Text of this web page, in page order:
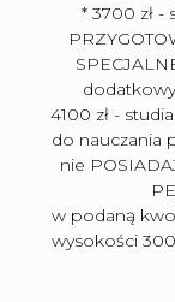
* 3700 zł
4100 zł -
do nauczania
nie
w podaną
wysokości